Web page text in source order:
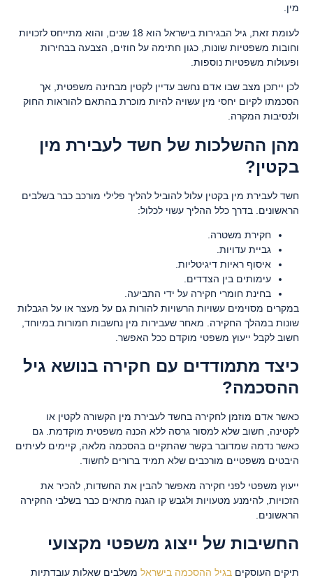
מין.
לעומת זאת, גיל הבגירות בישראל הוא 18 שנים, והוא מתייחס לזכויות
וחובות משפטיות שונות, כגון חתימה על חוזים, הצבעה בבחירות
ופעולות משפטיות נוספות.
לכן ייתכן מצב שבו אדם נחשב עדיין לקטין מבחינה משפטית, אך
הסכמתו לקיום יחסי מין עשויה להיות מוכרת בהתאם להוראות החוק
ולנסיבות המקרה.
מהן ההשלכות של חשד לעבירת מין
בקטין?
חשד לעבירת מין בקטין עלול להוביל להליך פלילי מורכב כבר בשלבים
הראשונים. בדרך כלל ההליך עשוי לכלול:
חקירת משטרה.
גביית עדויות.
איסוף ראיות דיגיטליות.
עימותים בין הצדדים.
בחינת חומרי חקירה על ידי התביעה.
במקרים מסוימים עשויות הרשויות להורות גם על מעצר או על הגבלות
שונות במהלך החקירה. מאחר שעבירות מין נחשבות חמורות במיוחד,
חשוב לקבל ייעוץ משפטי מוקדם ככל האפשר.
כיצד מתמודדים עם חקירה בנושא גיל
ההסכמה?
כאשר אדם מוזמן לחקירה בחשד לעבירת מין הקשורה לקטין או
לקטינה, חשוב שלא למסור גרסה ללא הכנה משפטית מוקדמת. גם
כאשר נדמה שמדובר בקשר שהתקיים בהסכמה מלאה, קיימים לעיתים
היבטים משפטיים מורכבים שלא תמיד ברורים לחשוד.
ייעוץ משפטי לפני חקירה מאפשר להבין את החשדות, להכיר את
הזכויות, להימנע מטעויות ולגבש קו הגנה מתאים כבר בשלבי החקירה
הראשונים.
החשיבות של ייצוג משפטי מקצועי
תיקים העוסקים בגיל ההסכמה בישראל משלבים שאלות עובדתיות